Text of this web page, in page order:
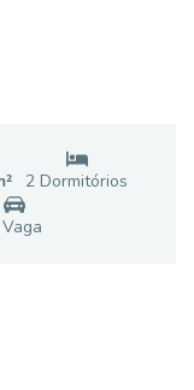
2 Dormitórios
Vaga